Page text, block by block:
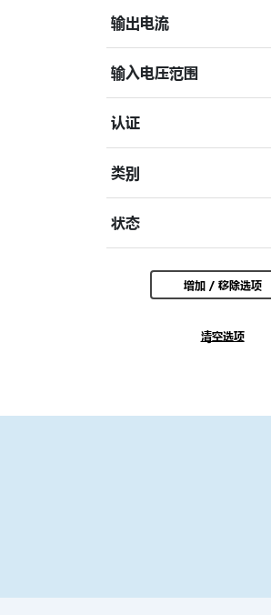
输出电流
输入电压范围
认证
类别
状态
增加 / 移除选项
清空选项